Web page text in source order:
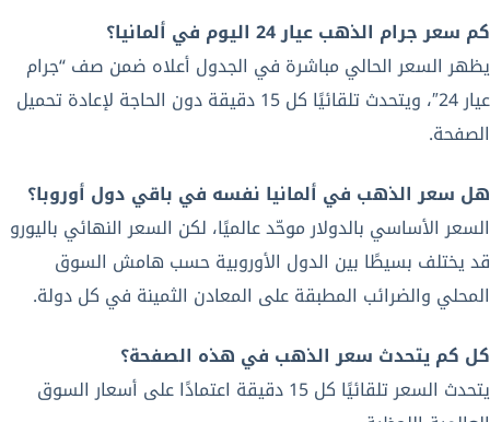
كم سعر جرام الذهب عيار 24 اليوم في ألمانيا؟
يظهر السعر الحالي مباشرة في الجدول أعلاه ضمن صف “جرام
عيار 24″، ويتحدث تلقائيًا كل 15 دقيقة دون الحاجة لإعادة تحميل
الصفحة.
هل سعر الذهب في ألمانيا نفسه في باقي دول أوروبا؟
السعر الأساسي بالدولار موحّد عالميًا، لكن السعر النهائي باليورو
قد يختلف بسيطًا بين الدول الأوروبية حسب هامش السوق
المحلي والضرائب المطبقة على المعادن الثمينة في كل دولة.
كل كم يتحدث سعر الذهب في هذه الصفحة؟
يتحدث السعر تلقائيًا كل 15 دقيقة اعتمادًا على أسعار السوق